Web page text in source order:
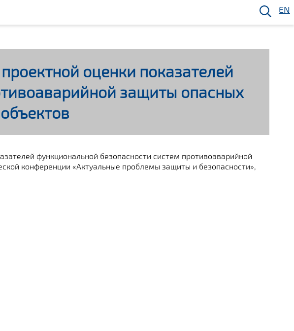
EN
оценки показателей
защиты опасных
функциональной безопасности систем противоаварийной
конференции «Актуальные проблемы защиты и безопасности»,